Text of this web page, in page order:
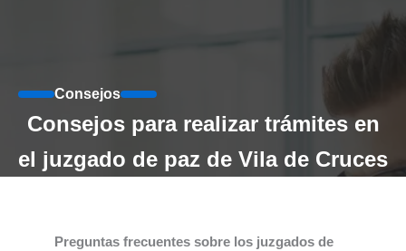
Consejos
Consejos para realizar trámites en
el juzgado de paz de Vila de Cruces
Preguntas frecuentes sobre los juzgados de